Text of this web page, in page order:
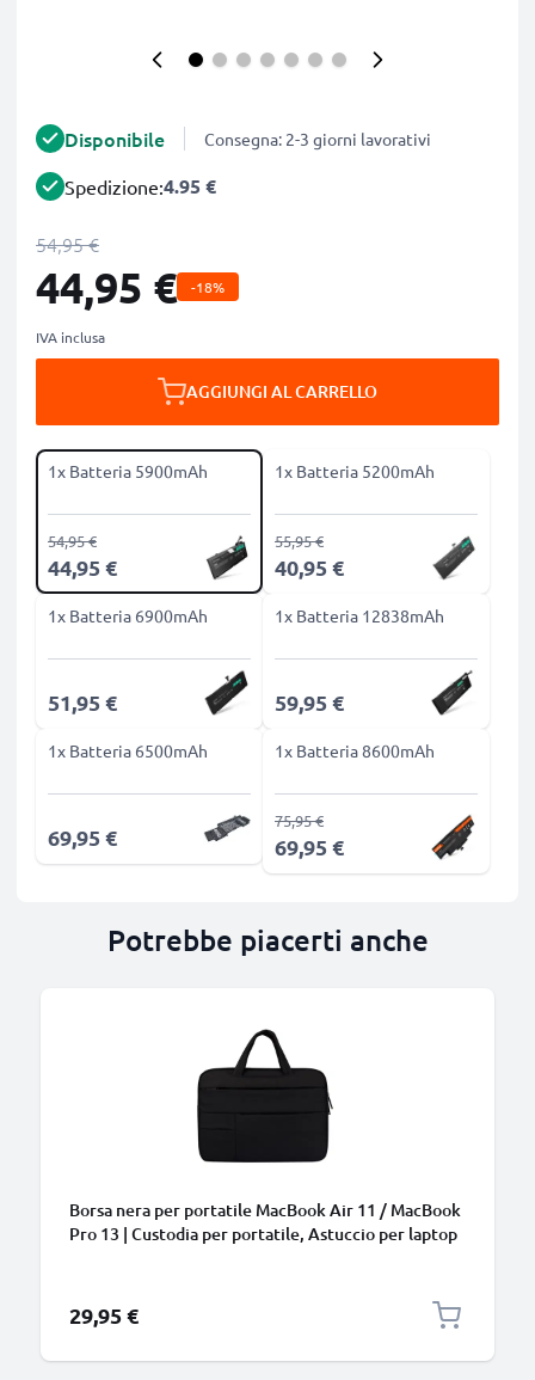
Disponibile Consegna: 2-3 giorni lavorativi
Spedizione:4.95 €
54,95 €
44,95 € -18%
IVA inclusa
AGGIUNGI AL CARRELLO
1x Batteria 5900mAh
44,95 €
54,95 €
1x Batteria 5200mAh
40,95 €
55,95 €
1x Batteria 6900mAh
51,95 €
1x Batteria 12838mAh
59,95 €
1x Batteria 6500mAh
69,95 €
1x Batteria 8600mAh
69,95 €
75,95 €
Potrebbe piacerti anche
Borsa nera per portatile MacBook Air 11 / MacBook
Pro 13 | Custodia per portatile, Astuccio per laptop
29,95 €